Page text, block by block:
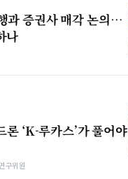
과 증권사 매각 논의…
나
론 ‘K-루카스’가 풀어야
구위원